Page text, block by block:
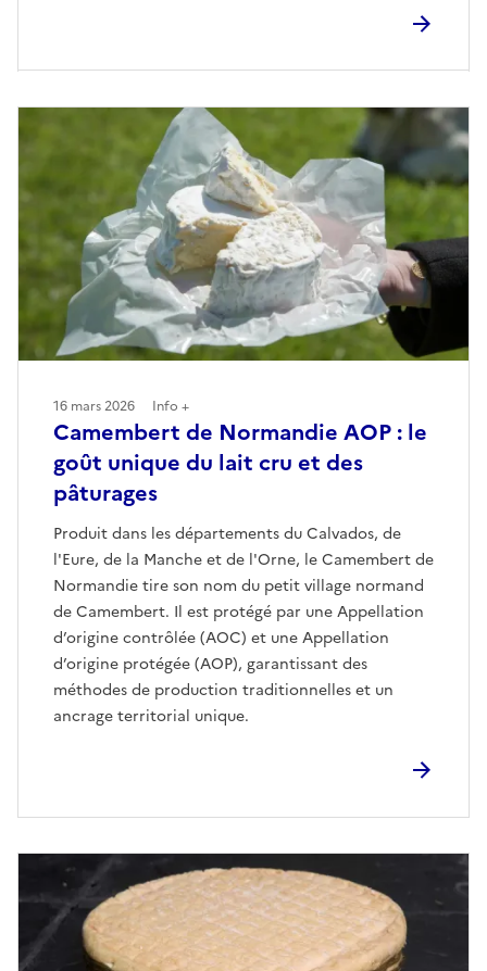
Camembert de Normandie AOP : le
goût unique du lait cru et des
pâturages
Produit dans les départements du Calvados, de
l'Eure, de la Manche et de l'Orne, le Camembert de
Normandie tire son nom du petit village normand
de Camembert. Il est protégé par une Appellation
d’origine contrôlée (AOC) et une Appellation
d’origine protégée (AOP), garantissant des
méthodes de production traditionnelles et un
ancrage territorial unique.
16 mars 2026 Info +